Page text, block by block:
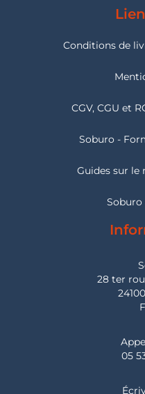
Conditions de
CGV, CGU et
Soburo -
Guides sur le
Soburo
28 ter
05